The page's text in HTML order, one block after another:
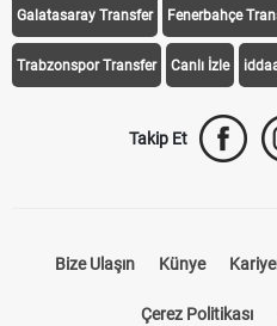
Galatasaray Transfer Fenerbahçe
Trabzonspor Transfer Canlı İzle